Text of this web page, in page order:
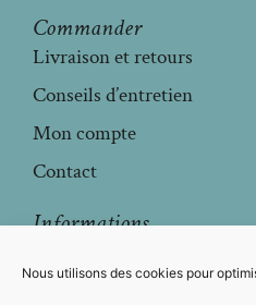
Nous utilisons des cookies pour
Commander
Livraison et retours
Conseils d’entretien
Mon compte
Contact
Informations
Conditions générales de